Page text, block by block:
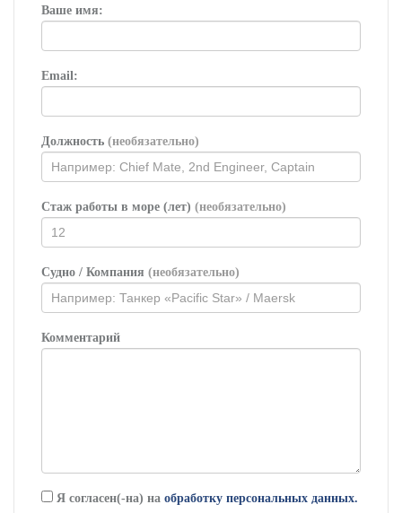
Ваше имя:
Email:
Должность (необязательно)
Стаж работы в море (лет) (необязательно)
Судно / Компания (необязательно)
Комментарий
Я согласен(-на) на обработку персональных данных.